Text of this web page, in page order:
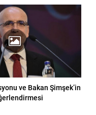
ve Bakan Şimşek’in